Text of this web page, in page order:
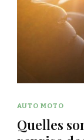
AUTO MOTO
Quelles